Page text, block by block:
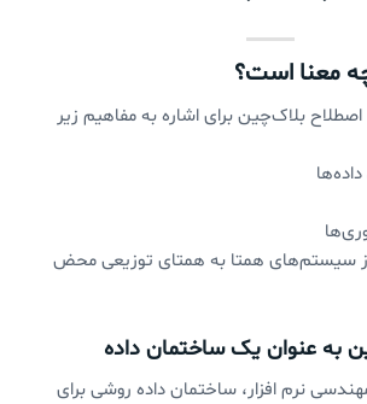
معنا است؟
بلاک‌چین برای اشاره به مفاهیم زیر
سیستم‌های همتا به همتای توزیعی محض
به عنوان یک ساختمان داده
نرم افزار، ساختمان داده روشی برای